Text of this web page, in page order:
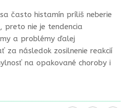
často histamín príliš neberie
nie je tendencia
a problémy ďalej
za následok zosilnenie reakcií
na opakované choroby i